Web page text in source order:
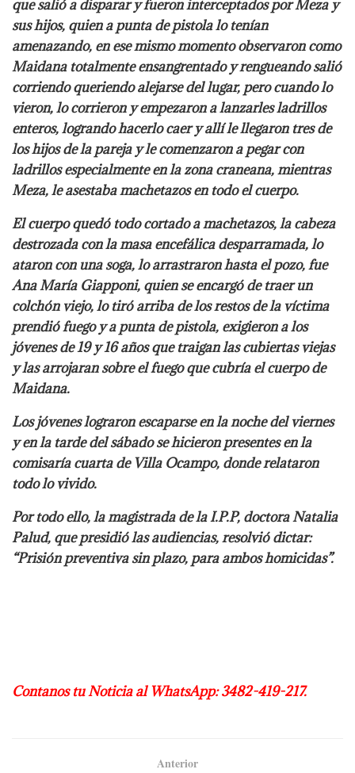
que salió a disparar y fueron interceptados por Meza y
sus hijos, quien a punta de pistola lo tenían
amenazando, en ese mismo momento observaron como
Maidana totalmente ensangrentado y rengueando salió
corriendo queriendo alejarse del lugar, pero cuando lo
vieron, lo corrieron y empezaron a lanzarles ladrillos
enteros, logrando hacerlo caer y allí le llegaron tres de
los hijos de la pareja y le comenzaron a pegar con
ladrillos especialmente en la zona craneana, mientras
Meza, le asestaba machetazos en todo el cuerpo.
El cuerpo quedó todo cortado a machetazos, la cabeza
destrozada con la masa encefálica desparramada, lo
ataron con una soga, lo arrastraron hasta el pozo, fue
Ana María Giapponi, quien se encargó de traer un
colchón viejo, lo tiró arriba de los restos de la víctima
prendió fuego y a punta de pistola, exigieron a los
jóvenes de 19 y 16 años que traigan las cubiertas viejas
y las arrojaran sobre el fuego que cubría el cuerpo de
Maidana.
Los jóvenes lograron escaparse en la noche del viernes
y en la tarde del sábado se hicieron presentes en la
comisaría cuarta de Villa Ocampo, donde relataron
todo lo vivido.
Por todo ello, la magistrada de la I.P.P, doctora Natalia
Palud, que presidió las audiencias, resolvió dictar:
“Prisión preventiva sin plazo, para ambos homicidas”.
Contanos tu Noticia al WhatsApp: 3482-419-217.
Anterior